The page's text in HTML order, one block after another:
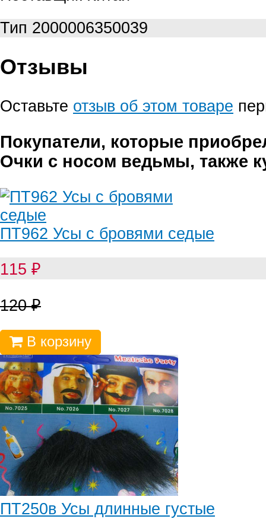
Тип 2000006350039
Отзывы
Оставьте отзыв об этом товаре
Покупатели, которые
Очки с носом ведьмы, также
ПТ962 Усы с бровями седые
115 ₽
120₽
В корзину
ПТ250в Усы длинные густые